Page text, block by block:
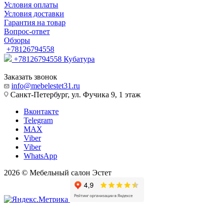
Условия оплаты
Условия доставки
Гарантия на товар
Вопрос-ответ
Обзоры
+78126794558
+78126794558 Кубатура
Заказать звонок
info@mebelestet31.ru
Санкт-Петербург, ул. Фучика 9, 1 этаж
Вконтакте
Telegram
MAX
Viber
Viber
WhatsApp
2026 © Мебельный салон Эстет